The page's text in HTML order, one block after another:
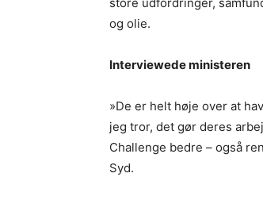
og olie.
Interviewede ministeren
»De er helt høje over at
jeg tror, det gør deres
Challenge bedre – også
Syd.